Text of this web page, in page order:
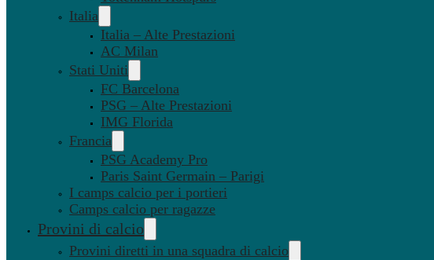
Italia
Italia – Alte Prestazioni
AC Milan
Stati Uniti
FC Barcelona
PSG – Alte Prestazioni
IMG Florida
Francia
PSG Academy Pro
Paris Saint Germain – Parigi
I camps calcio per i portieri
Camps calcio per ragazze
Provini di calcio
Provini diretti in una squadra di calcio